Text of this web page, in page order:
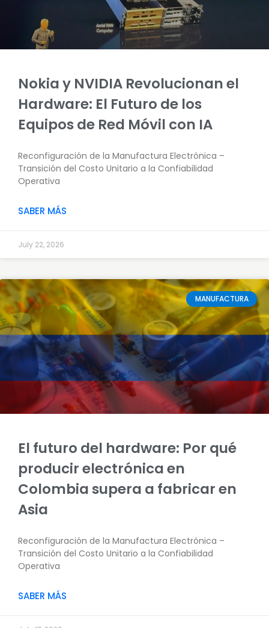
Nokia y NVIDIA Revolucionan el
Hardware: El Futuro de los
Equipos de Red Móvil con IA
Reconfiguración de la Manufactura Electrónica –
Transición del Costo Unitario a la Confiabilidad
Operativa
SABER MÁS
July 22, 2026
MANUFACTURA
El futuro del hardware: Por qué
producir electrónica en
Colombia supera a fabricar en
Asia
Reconfiguración de la Manufactura Electrónica –
Transición del Costo Unitario a la Confiabilidad
Operativa
SABER MÁS